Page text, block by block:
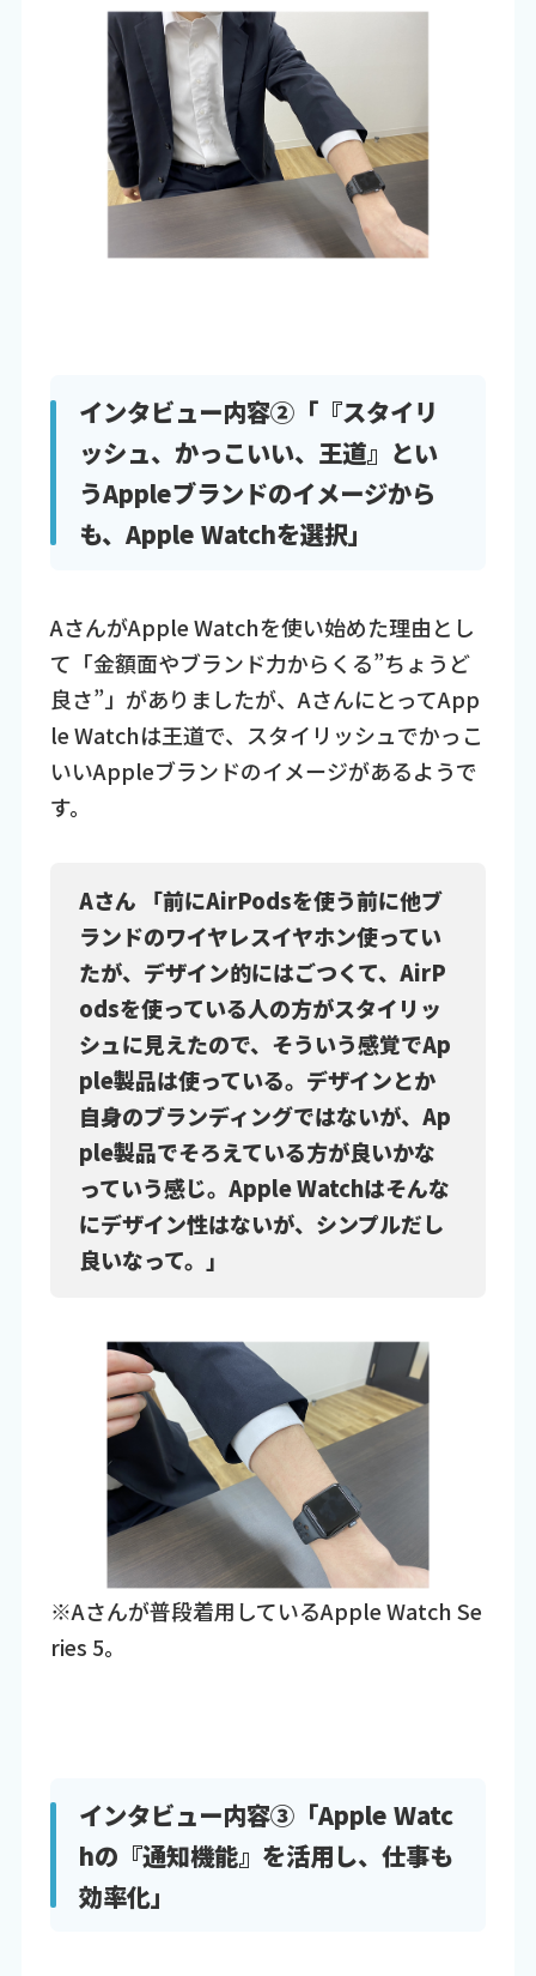
インタビュー内容②「『スタイリ
ッシュ、かっこいい、王道』とい
うAppleブランドのイメージから
も、Apple Watchを選択」
AさんがApple Watchを使い始めた理由とし
て「金額面やブランド力からくる”ちょうど
良さ”」がありましたが、AさんにとってApp
le Watchは王道で、スタイリッシュでかっこ
いいAppleブランドのイメージがあるようで
す。
Aさん 「前にAirPodsを使う前に他ブ
ランドのワイヤレスイヤホン使ってい
たが、デザイン的にはごつくて、AirP
odsを使っている人の方がスタイリッ
シュに見えたので、そういう感覚でAp
ple製品は使っている。デザインとか
自身のブランディングではないが、Ap
ple製品でそろえている方が良いかな
っていう感じ。Apple Watchはそんな
にデザイン性はないが、シンプルだし
良いなって。」
※Aさんが普段着用しているApple Watch Se
ries 5。
インタビュー内容③「Apple Watc
hの『通知機能』を活用し、仕事も
効率化」